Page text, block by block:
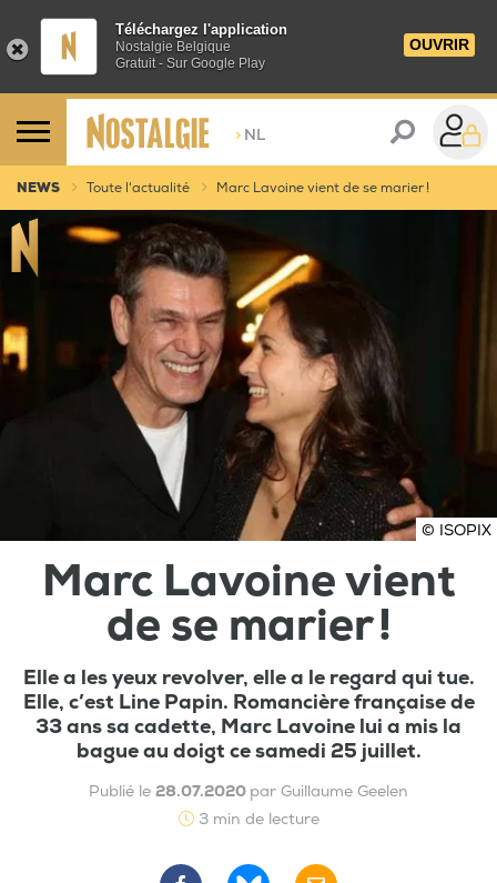
Téléchargez l'application
Nostalgie Belgique
Gratuit - Sur Google Play
OUVRIR
> NL
NEWS Toute l'actualité Marc Lavoine vient de se marier !
© ISOPIX
Marc Lavoine vient
de se marier !
Elle a les yeux revolver, elle a le regard qui tue.
Elle, c’est Line Papin. Romancière française de
33 ans sa cadette, Marc Lavoine lui a mis la
bague au doigt ce samedi 25 juillet.
Publié le 28.07.2020 par Guillaume Geelen
3 min de lecture